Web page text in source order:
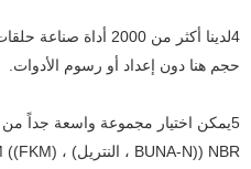
حجم هنا دون إعداد أو رسوم الأدوات.
5يمكن اختيار مجموعة واسعة جداً من